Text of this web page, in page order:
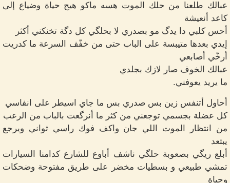
عبالك طلعنا من حلك الموت هسه ماكو هيج حياة وضياع إلى
كاعد أنعيشة
أحس كلبي دا يدگ مو بصدري لا بحلگي كل دگة تخنكني أكثر
إيدي بعدها متيبسة على الباب حتى من خفّف السرعة ما كدريت
أرخّي أصابعي
عبالك الخوف صار لازك بجلدي
ما يريد يعوفني.
أحاول أتنفس زين بس صدري بس ما جاي اسيطر على انفاسي
كل عضلة بجسمي توجعني من كثر ما أنرگعت بالباب من الرعب
من انتظار الموت اللي جان واكف فوك راسي ثواني ويرجع
يبتعد
أبلع ريگي بصعوبة حلگي ناشف أباوع للشارع كدامنا السيارات
تمشي طبيعي و بسطيات مخضر على طريق مفتوحة وضحكات
وحياة